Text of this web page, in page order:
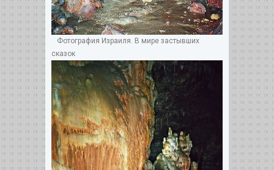
Фотография Израиля. В мире застывших
сказок